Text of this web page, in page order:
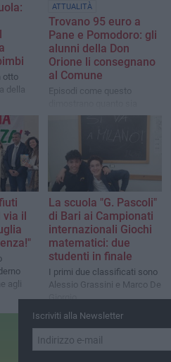
otto
della
ATTUALITÀ
Trovano 95 euro a
Pane e Pomodoro: gli
alunni della Don
Orione li consegnano
al Comune
Episodi come questo
importante insegnare ai più
responsabilità personale e
collettiva
il
agli
La scuola "G. Pascoli"
di Bari ai Campionati
internazionali Giochi
matematici: due
studenti in finale
I primi due classificati sono
Alessio Grassini e Marco De
Giorgio
Iscriviti alla Newsletter